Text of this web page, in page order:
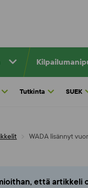
Tutkinta SUEK
WADA lisännyt
että artikkeli